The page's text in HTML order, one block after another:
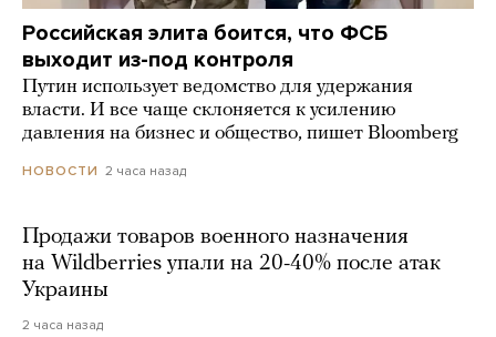
Российская элита боится, что ФСБ
выходит из-под контроля
Путин использует ведомство для удержания
власти. И все чаще склоняется к усилению
давления на бизнес и общество, пишет Bloomberg
НОВОСТИ 2 часа назад
Продажи товаров военного назначения
на Wildberries упали на 20-40% после атак
Украины
2 часа назад